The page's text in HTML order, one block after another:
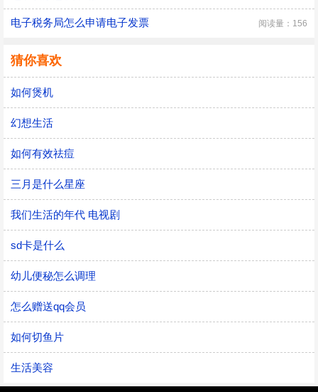
电子税务局怎么申请电子发票 阅读量：156
猜你喜欢
如何煲机
幻想生活
如何有效祛痘
三月是什么星座
我们生活的年代 电视剧
sd卡是什么
幼儿便秘怎么调理
怎么赠送qq会员
如何切鱼片
生活美容